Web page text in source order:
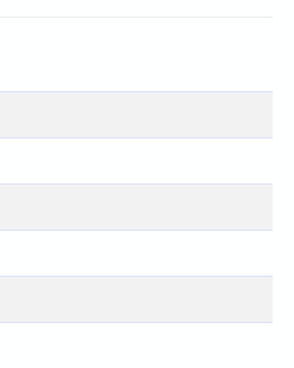
Гродно - остановка